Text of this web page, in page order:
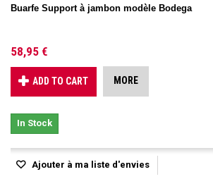
Buarfe Support à jambon modèle Bodega
58,95 €
ADD TO CART MORE
In Stock
Ajouter à ma liste d'envies